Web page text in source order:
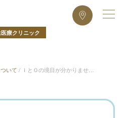
療クリニック
いて / ＩとＯの境目が分かりませ